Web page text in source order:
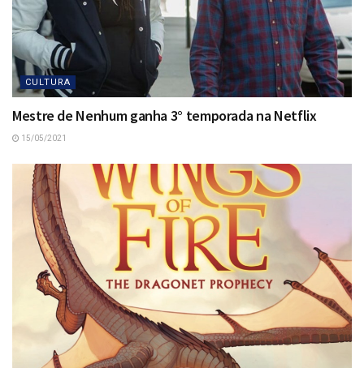
CULTURA
Mestre de Nenhum ganha 3° temporada na Netflix
15/05/2021